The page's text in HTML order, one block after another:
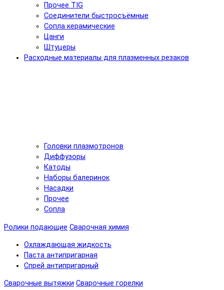
Прочее TIG
Соединители быстросъёмные
Сопла керамические
Цанги
Штуцеры
Расходные материалы для плазменных резаков
Головки плазмотронов
Диффузоры
Катоды
Наборы балеринок
Насадки
Прочее
Сопла
Ролики подающие Сварочная химия
Охлаждающая жидкость
Паста антипригарная
Спрей антипригарный
Сварочные вытяжки Сварочные горелки